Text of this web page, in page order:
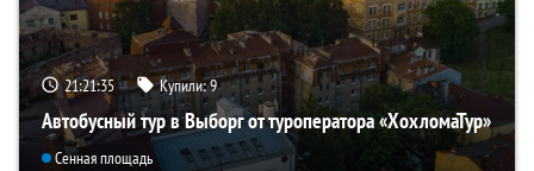
21:21:33 Купили:9
Автобусный тур в Выборг от туроператора «ХохломаТур»
Сенная площадь